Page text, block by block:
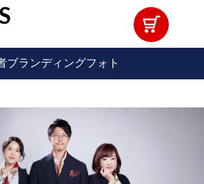
ブランディングフォト